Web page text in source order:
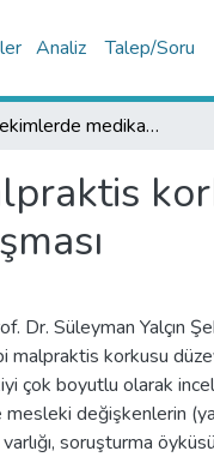
Analiz Talep/Soru
Asistan hekimlerde medikal malpraktis korkusu ve defansif tıp uygulamaları üzerine anket çalışması
Dr. Süleyman Yalçın
malpraktis korkusu
çok boyutlu olarak
değişkenlerin
soruşturma